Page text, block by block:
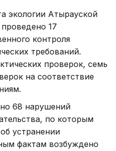
экологии Атырауской
17
контроля
требований.
проверок, семь
на соответствие
68 нарушений
по которым
устранении
фактам возбуждено